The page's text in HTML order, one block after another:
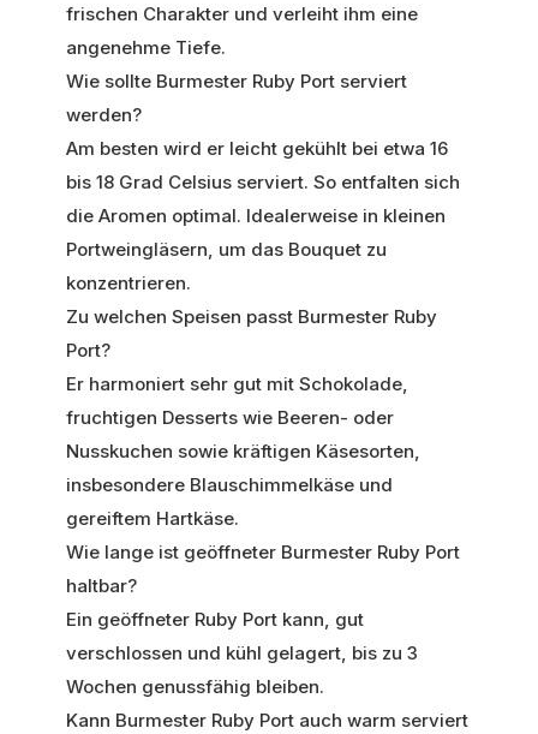
frischen Charakter und verleiht ihm eine
angenehme Tiefe.
Wie sollte Burmester Ruby Port serviert
werden?
Am besten wird er leicht gekühlt bei etwa 16
bis 18 Grad Celsius serviert. So entfalten sich
die Aromen optimal. Idealerweise in kleinen
Portweingläsern, um das Bouquet zu
konzentrieren.
Zu welchen Speisen passt Burmester Ruby
Port?
Er harmoniert sehr gut mit Schokolade,
fruchtigen Desserts wie Beeren- oder
Nusskuchen sowie kräftigen Käsesorten,
insbesondere Blauschimmelkäse und
gereiftem Hartkäse.
Wie lange ist geöffneter Burmester Ruby Port
haltbar?
Ein geöffneter Ruby Port kann, gut
verschlossen und kühl gelagert, bis zu 3
Wochen genussfähig bleiben.
Kann Burmester Ruby Port auch warm serviert